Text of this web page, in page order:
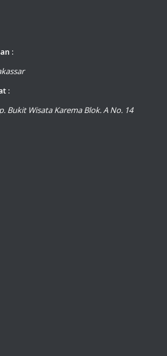
:
:
Bukit Wisata Karema Blok. A No. 14